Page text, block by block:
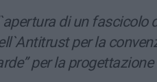
di un fascicolo
per la
per la